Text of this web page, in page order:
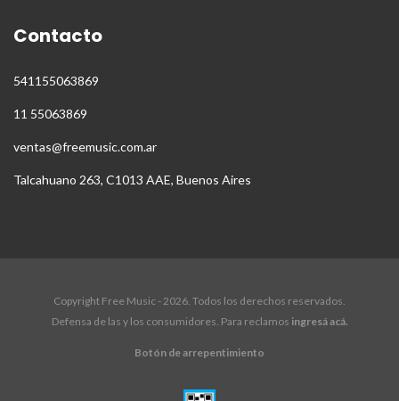
Contacto
541155063869
11 55063869
ventas@freemusic.com.ar
Talcahuano 263, C1013 AAE, Buenos Aires
Copyright Free Music - 2026. Todos los derechos reservados.
Defensa de las y los consumidores. Para reclamos ingresá acá.
Botón de arrepentimiento